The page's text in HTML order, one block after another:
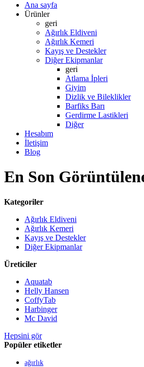
Ana sayfa
Ürünler
geri
Ağırlık Eldiveni
Ağırlık Kemeri
Kayış ve Destekler
Diğer Ekipmanlar
geri
Atlama İpleri
Giyim
Dizlik ve Bileklikler
Barfiks Barı
Gerdirme Lastikleri
Diğer
Hesabım
İletişim
Blog
En Son
Kategoriler
Ağırlık Eldiveni
Ağırlık Kemeri
Kayış ve Destekler
Diğer Ekipmanlar
Üreticiler
Aquatab
Helly Hansen
CoffyTab
Harbinger
Mc David
Hepsini gör
Popüler etiketler
ağırlık